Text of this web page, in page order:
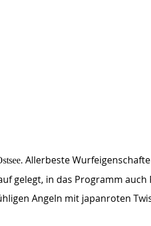
Allerbeste
gelegt, in das Programm
Angeln mit japanroten